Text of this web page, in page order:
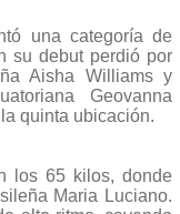
una categoría de
su debut perdió por
Aisha Williams y
Geovanna
quinta ubicación.
los 65 kilos, donde
Maria Luciano.